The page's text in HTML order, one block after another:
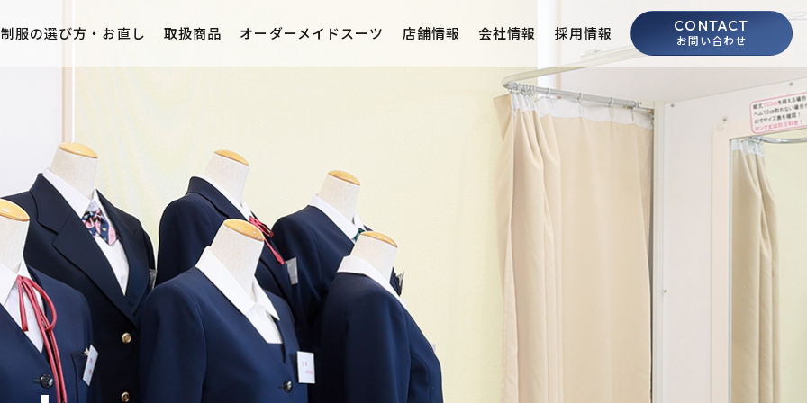
制服の選び方・お直し 取扱商品 オーダーメイドスーツ 店舗情報 会社情報 採用情報 CONTACT
お問い合わせ